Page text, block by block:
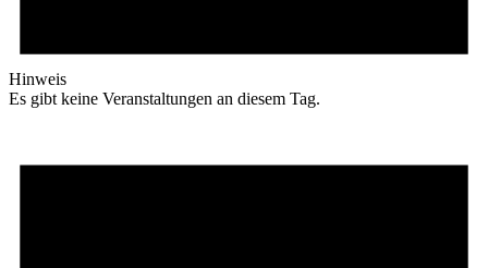
Hinweis
Es gibt keine Veranstaltungen an diesem Tag.